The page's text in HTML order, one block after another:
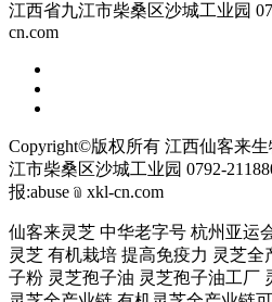
江西省九江市柴桑区沙城工业园
cn.com
Copyright©版权所有 江西仙客来生
江市柴桑区沙城工业园 0792-
报:abuse﹫xkl-cn.com
仙客来灵芝 中华老字号 杭州亚运
灵芝 有机栽培 提高免疫力 灵芝
子粉 灵芝孢子油 灵芝孢子油工厂